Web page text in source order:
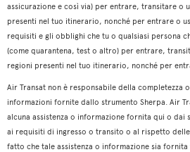
assicurazione e così via) per entrare, transitare o
presenti nel tuo itinerario, nonché per entrare o
requisiti e gli obblighi che tu o qualsiasi persona
(come quarantena, test o altro) per entrare,
regioni presenti nel tuo itinerario, nonché per
Air Transat non è responsabile della completezza
informazioni fornite dallo strumento Sherpa. Air
alcuna assistenza o informazione fornita qui o
ai requisiti di ingresso o transito o al rispetto
fatto che tale assistenza o informazione sia